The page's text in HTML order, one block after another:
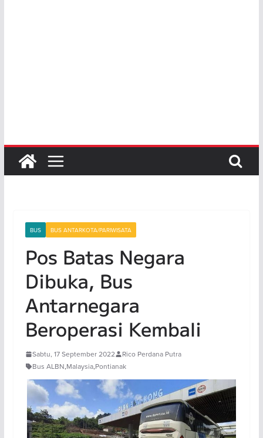
BUS BUS ANTARKOTA/PARIWISATA
Pos Batas Negara
Dibuka, Bus
Antarnegara
Beroperasi Kembali
Sabtu, 17 September 2022
Rico Perdana Putra
Bus ALBN,Malaysia,Pontianak